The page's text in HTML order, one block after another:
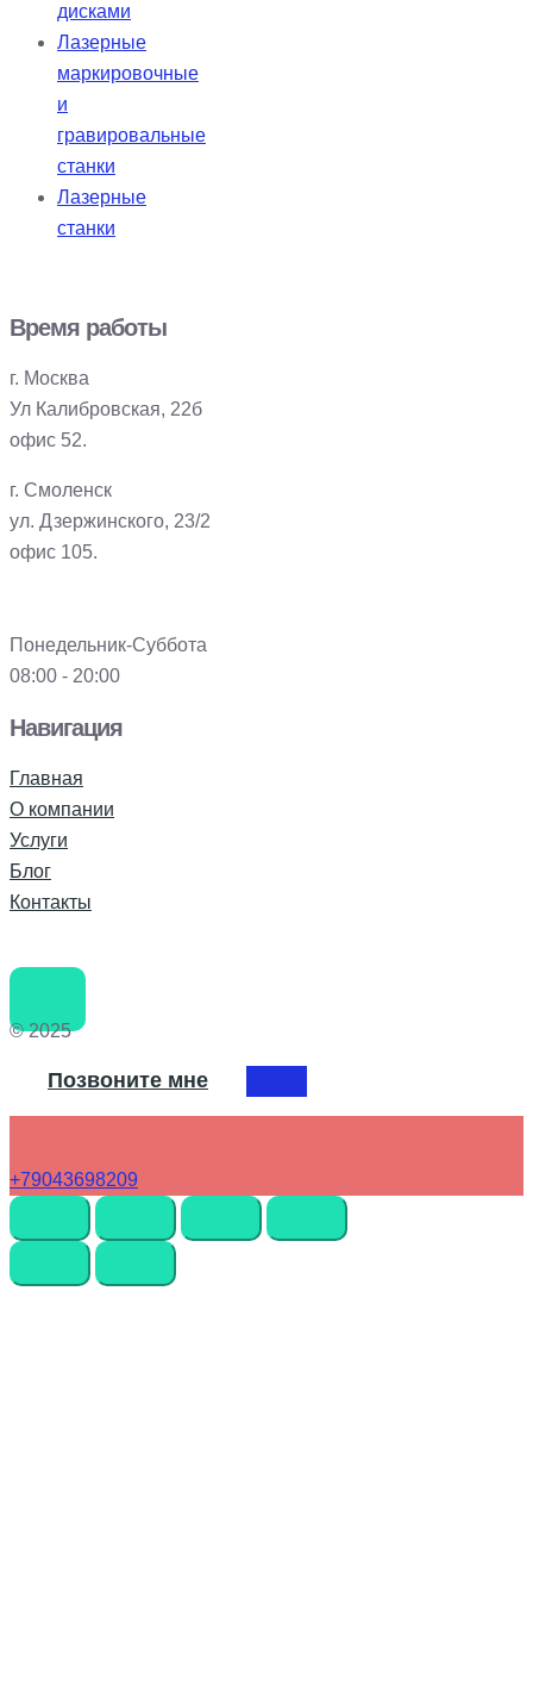
дисками
Лазерные
маркировочные
и
гравировальные
станки
Лазерные
станки
Время работы
г. Москва
Ул Калибровская, 22б
офис 52.
г. Смоленск
ул. Дзержинского, 23/2
офис 105.
Понедельник-Суббота
08:00 - 20:00
Навигация
Главная
О компании
Услуги
Блог
Контакты
© 2025
Позвоните мне
+79043698209